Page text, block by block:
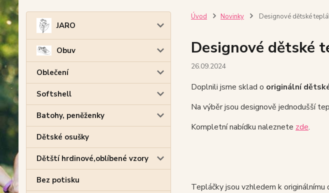
JARO
Obuv
Oblečení
Softshell
Batohy, peněženky
Dětské osušky
Dětští hrdinové,oblíbené vzory
Bez potisku
Úvod Novinky Designové dětské
Designové dětské
26.09.2024
Doplnili jsme sklad o originální
Na výběr jsou designově jednodušší
Kompletní nabídku naleznete zde.
Tepláčky jsou vzhledem k originálnímu